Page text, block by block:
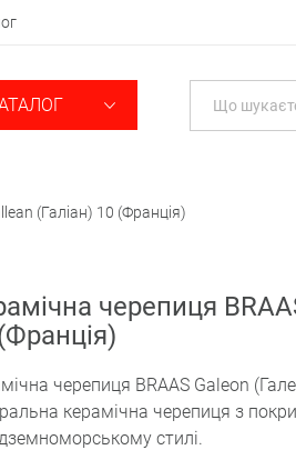
(Галіан) 10 (Франція)
черепиця
черепиця BRAAS Galeon
керамічна черепиця з
стилі.